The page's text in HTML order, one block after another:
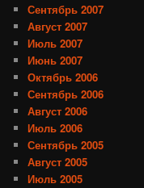
Сентябрь 2007
Август 2007
Июль 2007
Июнь 2007
Октябрь 2006
Сентябрь 2006
Август 2006
Июль 2006
Сентябрь 2005
Август 2005
Июль 2005